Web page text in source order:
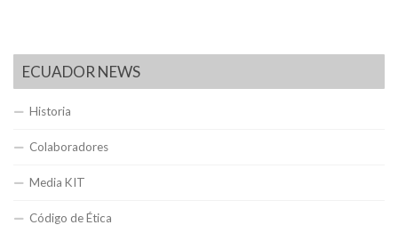
ECUADOR NEWS
Historia
Colaboradores
Media KIT
Código de Ética